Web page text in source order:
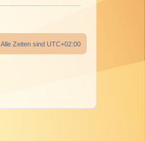
Alle Zeiten sind UTC+02:00